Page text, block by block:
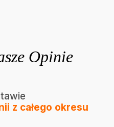
z całego okresu